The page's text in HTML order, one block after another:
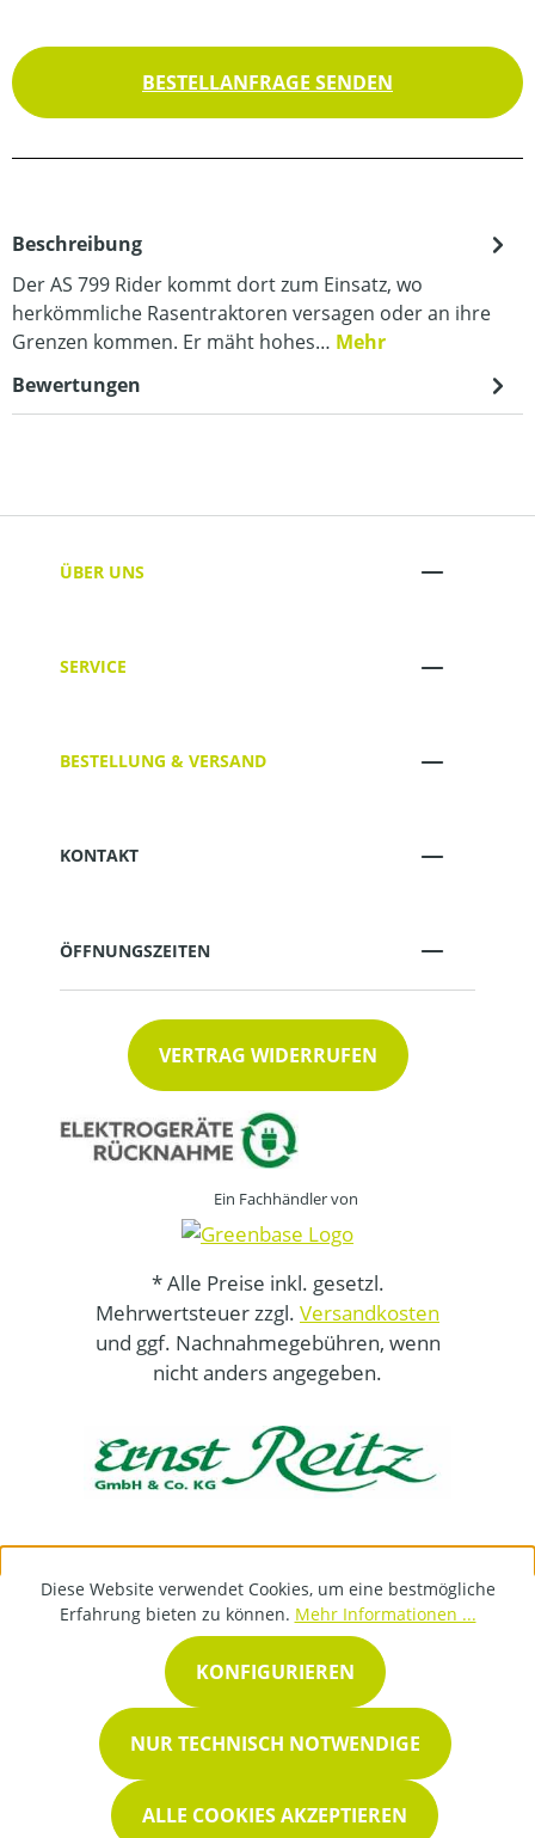
BESTELLANFRAGE SENDEN
Beschreibung
Der AS 799 Rider kommt dort zum Einsatz, wo
herkömmliche Rasentraktoren versagen oder an ihre
Grenzen kommen. Er mäht hohes… Mehr
Bewertungen
ÜBER UNS
SERVICE
BESTELLUNG & VERSAND
KONTAKT
ÖFFNUNGSZEITEN
VERTRAG WIDERRUFEN
Ein Fachhändler von
* Alle Preise inkl. gesetzl.
Mehrwertsteuer zzgl. Versandkosten
und ggf. Nachnahmegebühren, wenn
nicht anders angegeben.
Diese Website verwendet Cookies, um eine bestmögliche
Erfahrung bieten zu können. Mehr Informationen ...
NUR TECHNISCH NOTWENDIGE
KONFIGURIEREN
ALLE COOKIES AKZEPTIEREN